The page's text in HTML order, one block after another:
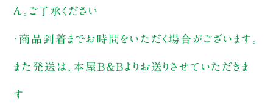
ん。ご了承ください
・商品到着までお時間をいただく場合がございます。
また発送は、本屋B&Bよりお送りさせていただきま
す